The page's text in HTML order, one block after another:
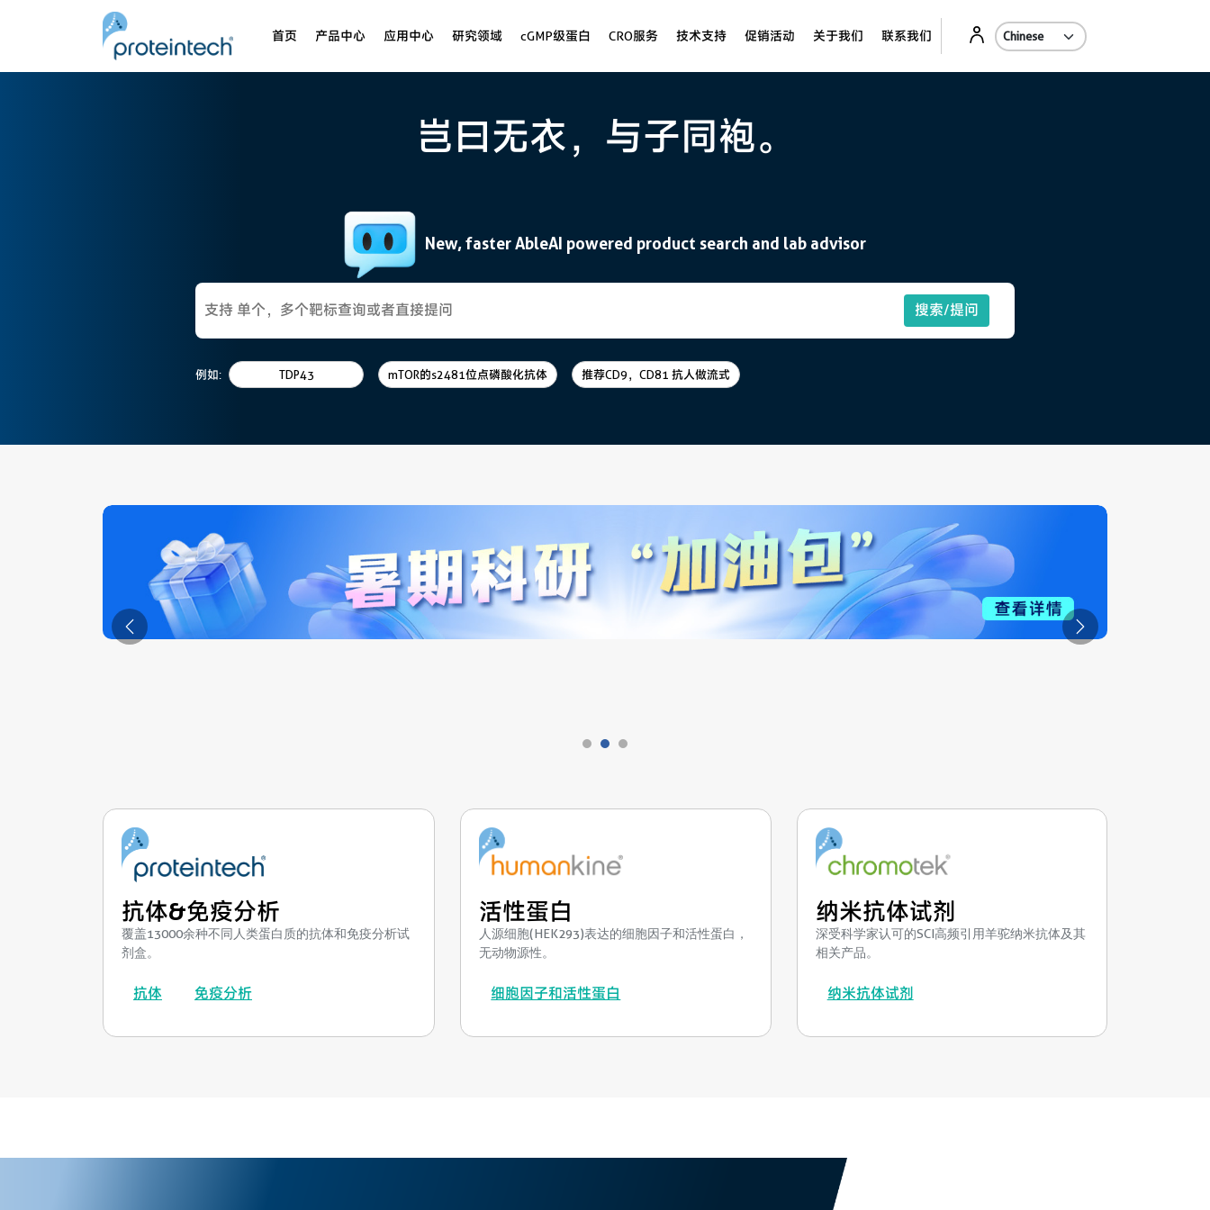
首页 产品中心 应用中心 研究领域 cGMP级蛋白 CRO服务 技术支持 促销活动 关于我们 联系我们
岂曰无衣，与子同袍。
New, faster AbleAI powered product search and lab advisor
搜索/提问
例如: TDP43 mTOR的s2481位点磷酸化抗体 推荐CD9，CD81 抗人做流式
抗体&免疫分析
覆盖13000余种不同人类蛋白质的抗体和免疫分析试
剂盒。
抗体 免疫分析
活性蛋白
人源细胞(HEK293)表达的细胞因子和活性蛋白，
无动物源性。
细胞因子和活性蛋白
纳米抗体试剂
深受科学家认可的SCI高频引用羊驼纳米抗体及其
相关产品。
纳米抗体试剂